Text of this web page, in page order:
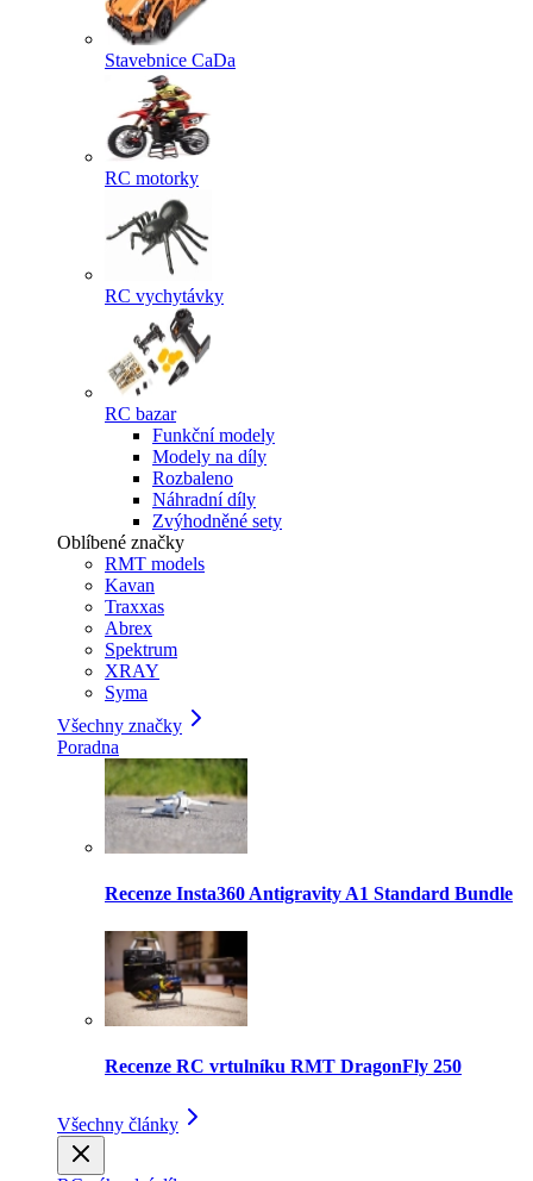
Stavebnice CaDa
RC motorky
RC vychytávky
RC bazar
Funkční modely
Modely na díly
Rozbaleno
Náhradní díly
Zvýhodněné sety
Oblíbené značky
RMT models
Kavan
Traxxas
Abrex
Spektrum
XRAY
Syma
Všechny značky
Poradna
Recenze Insta360 Antigravity A1 Standard Bundle
Recenze RC vrtulníku RMT DragonFly 250
Všechny články